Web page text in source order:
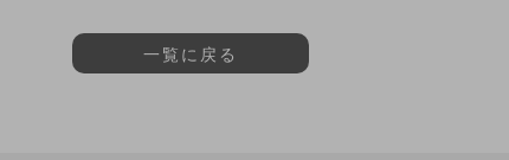
一覧に戻る